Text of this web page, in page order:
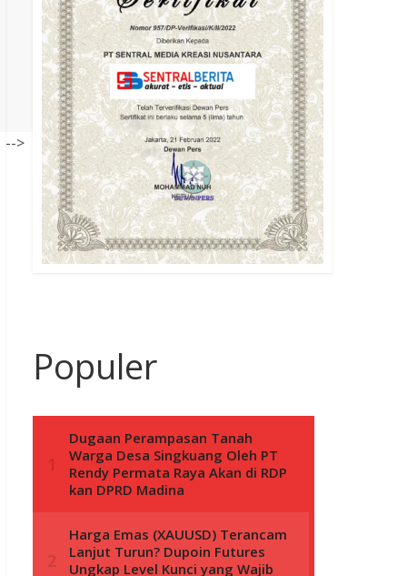
Populer
-->